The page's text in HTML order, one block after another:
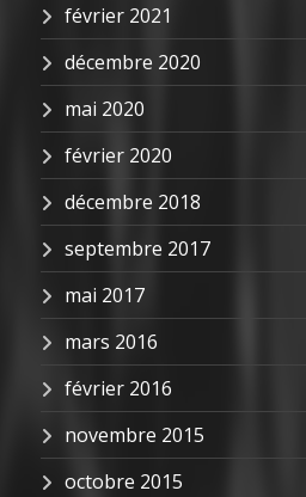
février 2021
décembre 2020
mai 2020
février 2020
décembre 2018
septembre 2017
mai 2017
mars 2016
février 2016
novembre 2015
octobre 2015